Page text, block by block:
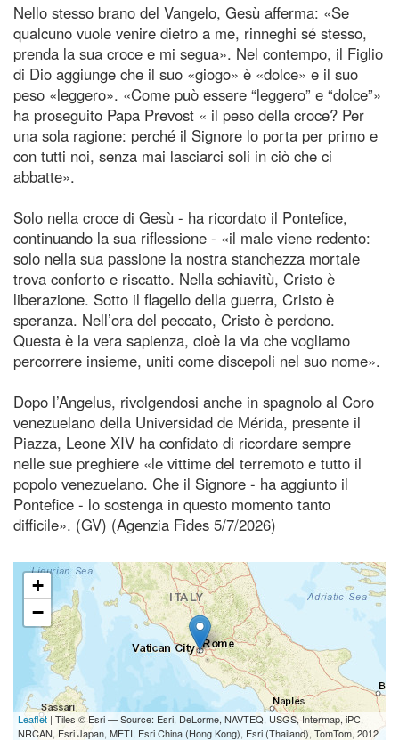
Nello stesso brano del Vangelo, Gesù afferma: «Se
qualcuno vuole venire dietro a me, rinneghi sé stesso,
prenda la sua croce e mi segua». Nel contempo, il Figlio
di Dio aggiunge che il suo «giogo» è «dolce» e il suo
peso «leggero». «Come può essere “leggero” e “dolce”»
ha proseguito Papa Prevost « il peso della croce? Per
una sola ragione: perché il Signore lo porta per primo e
con tutti noi, senza mai lasciarci soli in ciò che ci
abbatte».
Solo nella croce di Gesù - ha ricordato il Pontefice,
continuando la sua riflessione - «il male viene redento:
solo nella sua passione la nostra stanchezza mortale
trova conforto e riscatto. Nella schiavitù, Cristo è
liberazione. Sotto il flagello della guerra, Cristo è
speranza. Nell’ora del peccato, Cristo è perdono.
Questa è la vera sapienza, cioè la via che vogliamo
percorrere insieme, uniti come discepoli nel suo nome».
Dopo l’Angelus, rivolgendosi anche in spagnolo al Coro
venezuelano della Universidad de Mérida, presente il
Piazza, Leone XIV ha confidato di ricordare sempre
nelle sue preghiere «le vittime del terremoto e tutto il
popolo venezuelano. Che il Signore - ha aggiunto il
Pontefice - lo sostenga in questo momento tanto
difficile». (GV) (Agenzia Fides 5/7/2026)
+
−
Leaflet | Tiles © Esri — Source: Esri, DeLorme, NAVTEQ, USGS, Intermap, iPC,
NRCAN, Esri Japan, METI, Esri China (Hong Kong), Esri (Thailand), TomTom, 2012